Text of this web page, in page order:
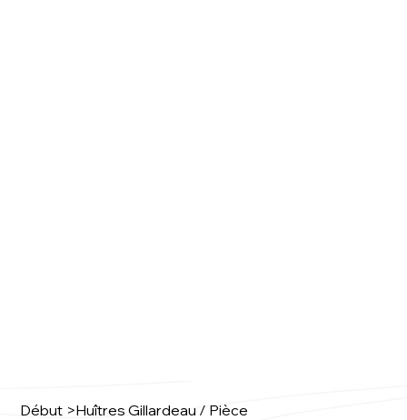
Début >Huîtres Gillardeau / Pièce